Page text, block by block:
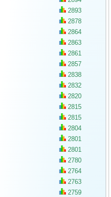
2893
2878
2864
2863
2861
2857
2838
2832
2820
2815
2815
2804
2801
2801
2780
2764
2763
2759